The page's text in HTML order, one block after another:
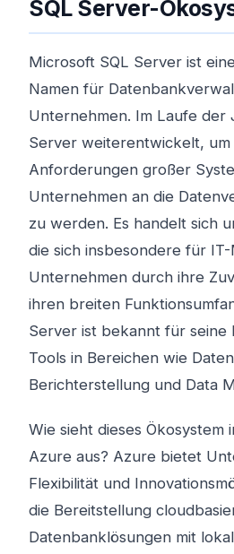
SQL Server-
Microsoft SQL Server ist
Namen für
Unternehmen. Im Laufe der
Server weiterentwickelt,
Anforderungen großer
Unternehmen an die
zu werden. Es handelt sich
die sich insbesondere für
Unternehmen durch ihre
ihren breiten
Server ist bekannt für seine
Tools in Bereichen wie
Berichterstellung und Data
Wie sieht dieses Ökosystem
Azure aus? Azure bietet
Flexibilität und
die Bereitstellung
Datenbanklösungen mit